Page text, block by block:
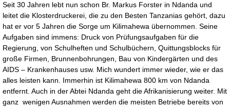
Seit 30 Jahren lebt nun schon Br. Markus Forster in Ndanda und
leitet die Klosterdruckerei, die zu den Besten Tanzanias gehört, dazu
hat er vor 5 Jahren die Sorge um Kilimahewa übernommen. Seine
Aufgaben sind immens: Druck von Prüfungsaufgaben für die
Regierung, von Schulheften und Schulbüchern, Quittungsblocks für
große Firmen, Brunnenbohrungen, Bau von Kindergärten und des
AIDS – Krankenhauses usw. Mich wundert immer wieder, wie er das
alles leisten kann. Immerhin ist Kilimahewa 800 km von Ndanda
entfernt. Auch in der Abtei Ndanda geht die Afrikanisierung weiter. Mit
ganz wenigen Ausnahmen werden die meisten Betriebe bereits von